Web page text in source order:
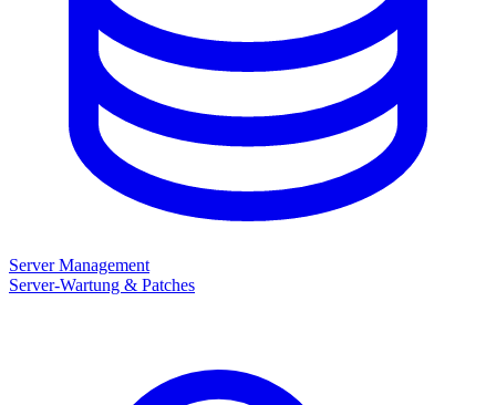
Server Management
Server-Wartung & Patches